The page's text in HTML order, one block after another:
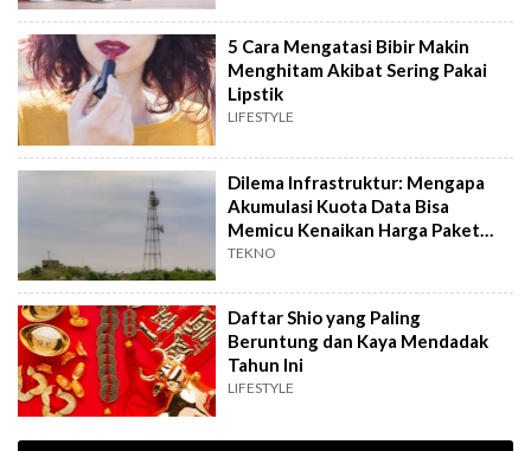
5 Cara Mengatasi Bibir Makin
Menghitam Akibat Sering Pakai
Lipstik
LIFESTYLE
Dilema Infrastruktur: Mengapa
Akumulasi Kuota Data Bisa
Memicu Kenaikan Harga Paket
Internet?
TEKNO
Daftar Shio yang Paling
Beruntung dan Kaya Mendadak
Tahun Ini
LIFESTYLE